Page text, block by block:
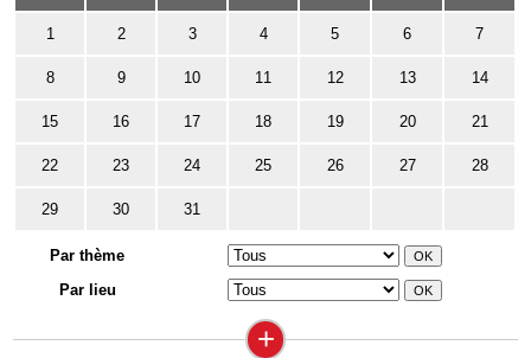
1 2 3 4 5 6 7
8 9 10 11 12 13 14
15 16 17 18 19 20 21
22 23 24 25 26 27 28
29 30 31
Par thème
Par lieu
+